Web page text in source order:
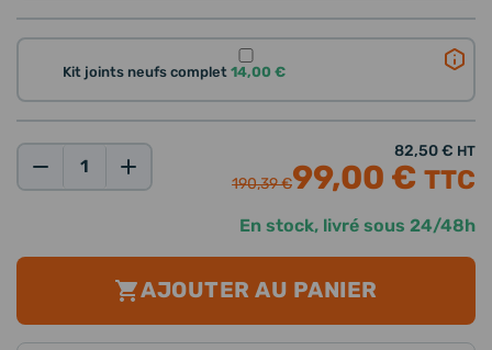
En stock, livré sous 24/48h
Kit joints neufs complet14,00 €
190,39 €
82,50 € HT
99,00 € TTC
AJOUTER AU PANIER